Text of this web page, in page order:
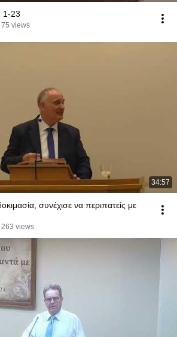
1-23
75 views
34:57
συνέχισε να περιπατείς με
263 views